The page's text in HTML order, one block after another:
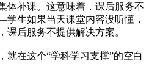
体补课。这意味着，课后服务不
生如果当天课堂内容没听懂，
课后服务不提供解决方案。
就在这个“学科学习支撑”的空白